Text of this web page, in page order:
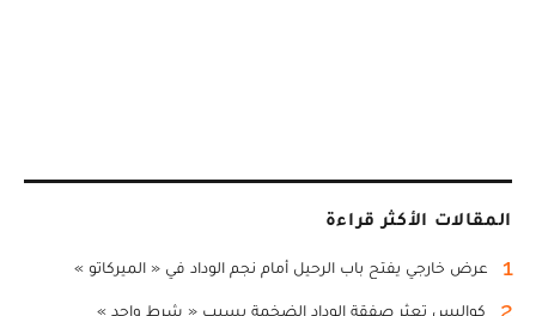
المقالات الأكثر قراءة
1 عرض خارجي يفتح باب الرحيل أمام نجم الوداد في « الميركاتو »
كواليس تعثر صفقة الوداد الضخمة بسبب « شرط واحد »